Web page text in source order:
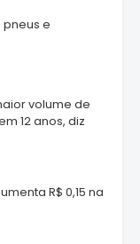
e
volume de
12 anos, diz
R$ 0,15 na